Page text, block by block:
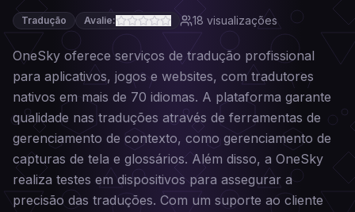
Tradução Avalie: 18 visualizações
OneSky oferece serviços de tradução profissional
para aplicativos, jogos e websites, com tradutores
nativos em mais de 70 idiomas. A plataforma garante
qualidade nas traduções através de ferramentas de
gerenciamento de contexto, como gerenciamento de
capturas de tela e glossários. Além disso, a OneSky
realiza testes em dispositivos para assegurar a
precisão das traduções. Com um suporte ao cliente